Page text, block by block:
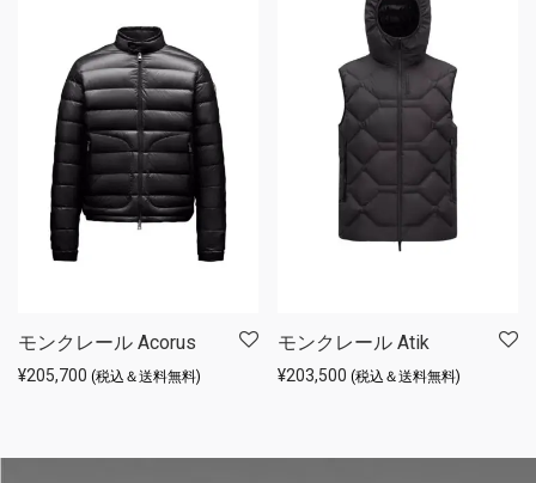
モンクレール Acorus
¥205,700 (税込＆送料無料)
モンクレール Atik
¥203,500 (税込＆送料無料)